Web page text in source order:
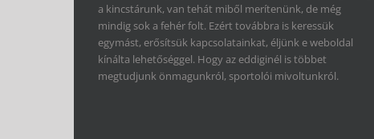
a kincstárunk, van tehát miből merítenünk, de még
mindig sok a fehér folt. Ezért továbbra is keressük
egymást, erősítsük kapcsolatainkat, éljünk e weboldal
kínálta lehetőséggel. Hogy az eddiginél is többet
megtudjunk önmagunkról, sportolói mivoltunkról.